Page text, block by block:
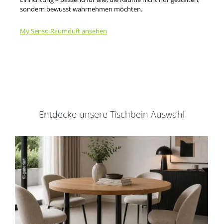
sondern bewusst wahrnehmen möchten.
My Senso Raumduft ansehen
Entdecke unsere Tischbein Auswahl